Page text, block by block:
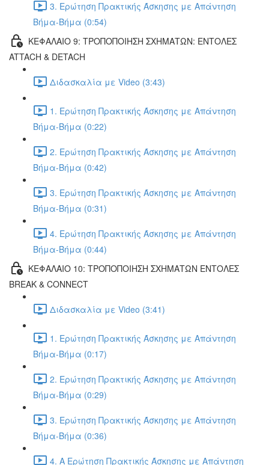
3. Ερώτηση Πρακτικής Άσκησης με Απάντηση
Βήμα-Βήμα (0:54)
ΚΕΦΑΛΑΙΟ 9: ΤΡΟΠΟΠΟΙΗΣΗ ΣΧΗΜΑΤΩΝ: ΕΝΤΟΛΕΣ
ATTACH & DETACH
Διδασκαλία με Video (3:43)
1. Ερώτηση Πρακτικής Άσκησης με Απάντηση
Βήμα-Βήμα (0:22)
2. Ερώτηση Πρακτικής Άσκησης με Απάντηση
Βήμα-Βήμα (0:42)
3. Ερώτηση Πρακτικής Άσκησης με Απάντηση
Βήμα-Βήμα (0:31)
4. Ερώτηση Πρακτικής Άσκησης με Απάντηση
Βήμα-Βήμα (0:44)
ΚΕΦΑΛΑΙΟ 10: ΤΡΟΠΟΠΟΙΗΣΗ ΣΧΗΜΑΤΩΝ ΕΝΤΟΛΕΣ
BREAK & CONNECT
Διδασκαλία με Video (3:41)
1. Ερώτηση Πρακτικής Άσκησης με Απάντηση
Βήμα-Βήμα (0:17)
2. Ερώτηση Πρακτικής Άσκησης με Απάντηση
Βήμα-Βήμα (0:29)
3. Ερώτηση Πρακτικής Άσκησης με Απάντηση
Βήμα-Βήμα (0:36)
4. Α Ερώτηση Πρακτικής Άσκησης με Απάντηση